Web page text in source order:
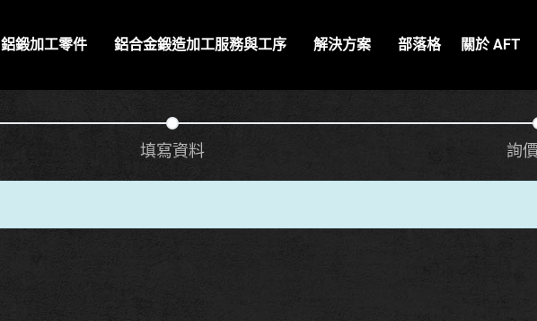
鋁鍛加工零件 鋁合金鍛造加工服務與工序 解決方案 部落格 關於 AFT
填寫資料 詢